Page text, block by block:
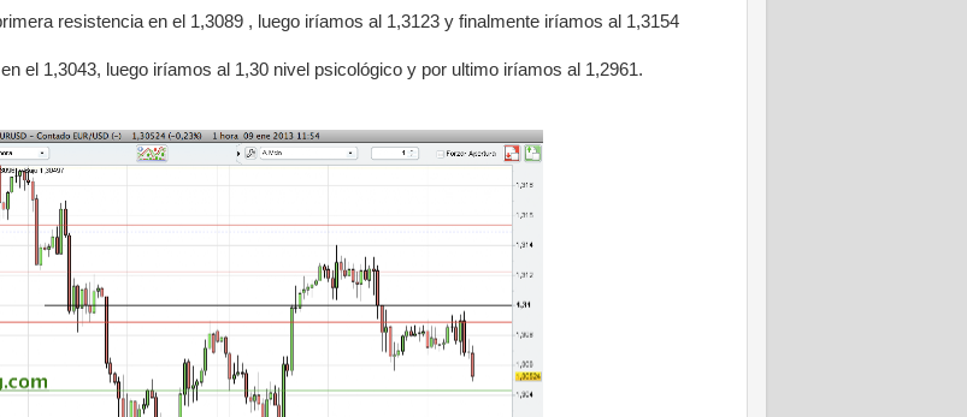
resistencia en el 1,3089 , luego iríamos al 1,3123 y finalmente iríamos al 1,3154
el 1,3043, luego iríamos al 1,30 nivel psicológico y por ultimo iríamos al 1,2961.